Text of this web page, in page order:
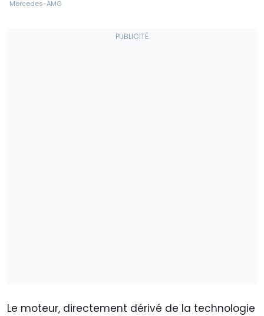
Mercedes-AMG
Le moteur, directement dérivé de la technologie